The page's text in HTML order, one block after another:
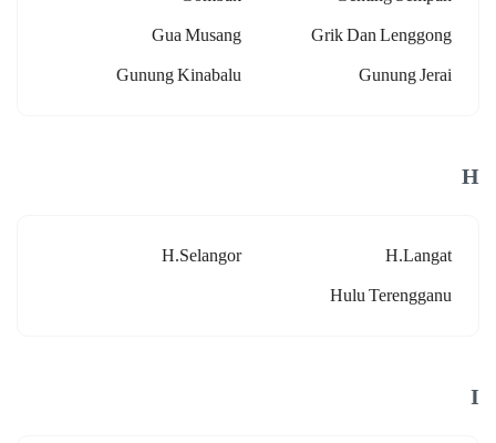
Grik Dan Lenggong
Gua Musang
Gunung Jerai
Gunung Kinabalu
H
H.langat
H.selangor
Hulu Terengganu
I